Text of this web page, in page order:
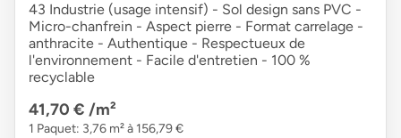
43 Industrie (usage intensif) - Sol design sans PVC -
Micro-chanfrein - Aspect pierre - Format carrelage -
anthracite - Authentique - Respectueux de
l'environnement - Facile d'entretien - 100 %
recyclable
41,70 € /m²
1 Paquet: 3,76 m² à 156,79 €